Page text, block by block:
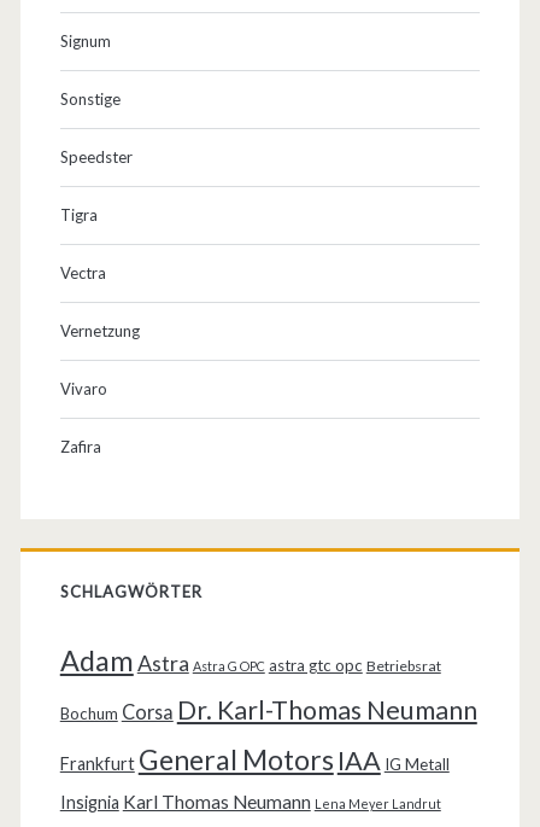
Signum
Sonstige
Speedster
Tigra
Vectra
Vernetzung
Vivaro
Zafira
SCHLAGWÖRTER
AdamAstra Astra G OPC astra gtc opc Betriebsrat
Bochum Corsa Dr. Karl-Thomas Neumann
Frankfurt General Motors IAA IG Metall
Insignia Karl Thomas Neumann Lena Meyer Landrut